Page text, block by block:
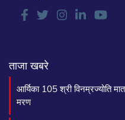
ताजा खबरे
आर्यिका 105 श्री विनम्रज्योति
मरण